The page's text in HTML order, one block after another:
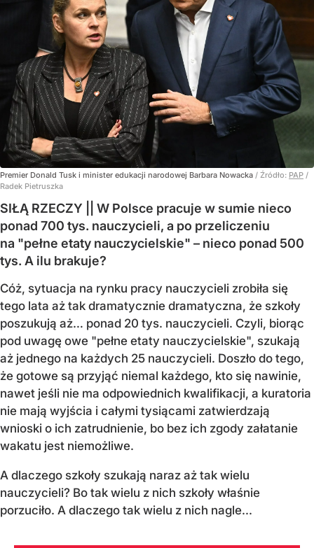
Premier Donald Tusk i minister edukacji narodowej Barbara Nowacka / Źródło: PAP /
Radek Pietruszka
SIŁĄ RZECZY || W Polsce pracuje w sumie nieco
ponad 700 tys. nauczycieli, a po przeliczeniu
na "pełne etaty nauczycielskie" – nieco ponad 500
tys. A ilu brakuje?
Cóż, sytuacja na rynku pracy nauczycieli zrobiła się
tego lata aż tak dramatycznie dramatyczna, że szkoły
poszukują aż… ponad 20 tys. nauczycieli. Czyli, biorąc
pod uwagę owe "pełne etaty nauczycielskie", szukają
aż jednego na każdych 25 nauczycieli. Doszło do tego,
że gotowe są przyjąć niemal każdego, kto się nawinie,
nawet jeśli nie ma odpowiednich kwalifikacji, a kuratoria
nie mają wyjścia i całymi tysiącami zatwierdzają
wnioski o ich zatrudnienie, bo bez ich zgody załatanie
wakatu jest niemożliwe.
A dlaczego szkoły szukają naraz aż tak wielu
nauczycieli? Bo tak wielu z nich szkoły właśnie
porzuciło. A dlaczego tak wielu z nich nagle...